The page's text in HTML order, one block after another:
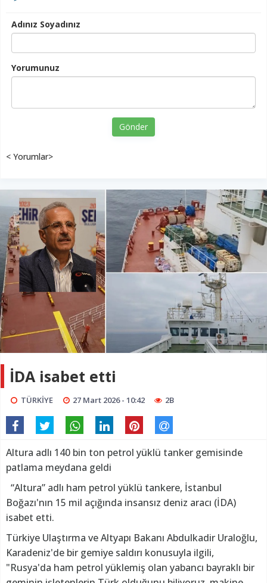
Adınız Soyadınız
Yorumunuz
Gönder
< Yorumlar>
İDA isabet etti
TÜRKİYE 27 Mart 2026 - 10:42 2B
Altura adlı 140 bin ton petrol yüklü tanker gemisinde
patlama meydana geldi
“Altura” adlı ham petrol yüklü tankere, İstanbul
Boğazı'nın 15 mil açığında insansız deniz aracı (İDA)
isabet etti.
Türkiye Ulaştırma ve Altyapı Bakanı Abdulkadir Uraloğlu,
Karadeniz'de bir gemiye saldırı konusuyla ilgili,
"Rusya'da ham petrol yüklemiş olan yabancı bayraklı bir